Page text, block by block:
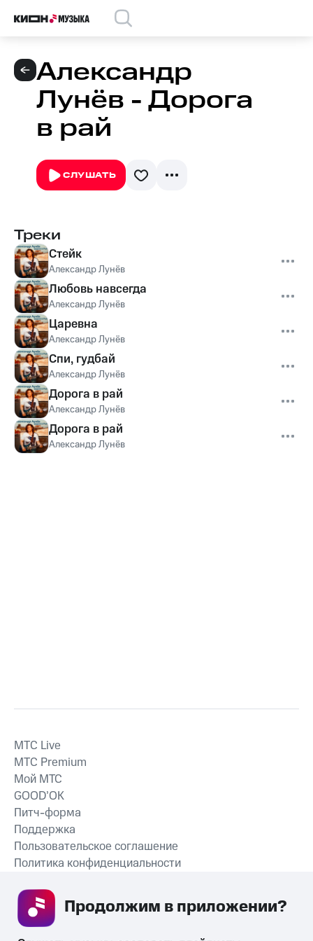
Александр
Лунёв - Дорога
в рай
СЛУШАТЬ
Треки
Стейк
Александр Лунёв
Любовь навсегда
Александр Лунёв
Царевна
Александр Лунёв
Спи, гудбай
Александр Лунёв
Дорога в рай
Александр Лунёв
Дорога в рай
Александр Лунёв
СКАЧАТЬ ПРИЛОЖЕНИЕ
MTС Live
MTС Premium
Мой МТС
GOOD’OK
Питч-форма
Поддержка
Пользовательское соглашение
Политика конфиденциальности